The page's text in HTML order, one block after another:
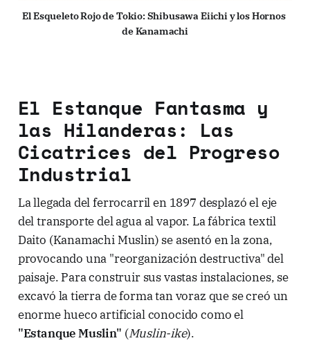
El Esqueleto Rojo de Tokio: Shibusawa Eiichi y los Hornos
de Kanamachi
El Estanque Fantasma y
las Hilanderas: Las
Cicatrices del Progreso
Industrial
La llegada del ferrocarril en 1897 desplazó el eje
del transporte del agua al vapor. La fábrica textil
Daito (Kanamachi Muslin) se asentó en la zona,
provocando una "reorganización destructiva" del
paisaje. Para construir sus vastas instalaciones, se
excavó la tierra de forma tan voraz que se creó un
enorme hueco artificial conocido como el
"Estanque Muslin" (Muslin-ike).